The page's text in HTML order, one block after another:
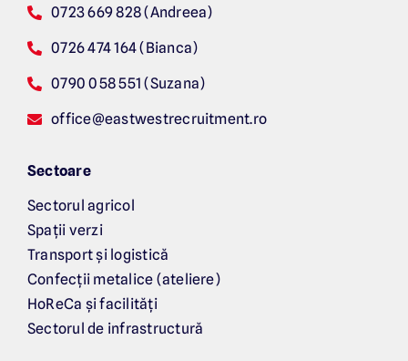
0723 669 828 (Andreea)
0726 474 164 (Bianca)
0790 058 551 (Suzana)
office@eastwestrecruitment.ro
Sectoare
Sectorul agricol
Spații verzi
Transport și logistică
Confecții metalice (ateliere)
HoReCa și facilități
Sectorul de infrastructură